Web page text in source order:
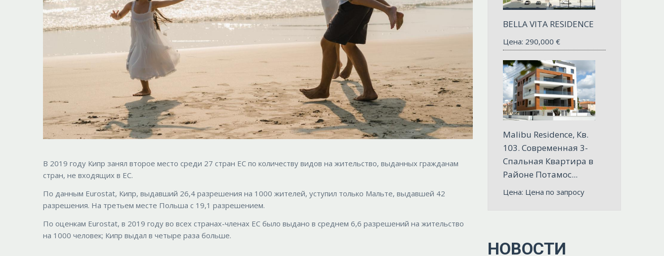
В 2019 году Кипр занял второе место среди 27 стран ЕС по количеству видов на жительство, выданных гражданам
стран, не входящих в ЕС.
По данным Eurostat, Кипр, выдавший 26,4 разрешения на 1000 жителей, уступил только Мальте, выдавшей 42
разрешения. На третьем месте Польша с 19,1 разрешением.
По оценкам Eurostat, в 2019 году во всех странах-членах ЕС было выдано в среднем 6,6 разрешений на жительство
на 1000 человек; Кипр выдал в четыре раза больше.
BELLA VITA RESIDENCE
Цена: 290,000 €
Malibu Residence, Кв.
103. Современная 3-
Спальная Квартира в
Районе Потамос...
Цена: Цена по запросу
НОВОСТИ